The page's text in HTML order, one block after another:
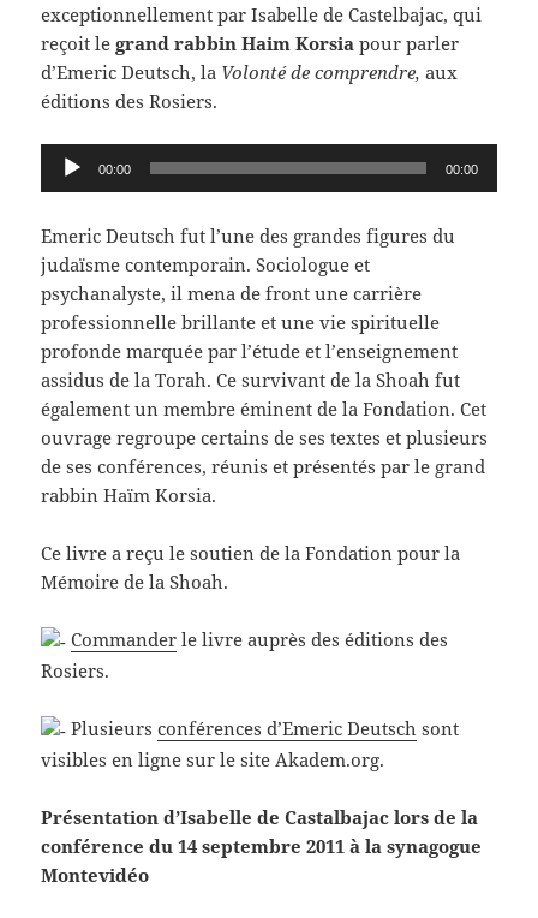
exceptionnellement par Isabelle de Castelbajac, qui
reçoit legrand rabbin Haim Korsia pour parler
d’Emeric Deutsch, la Volonté de comprendre, aux
éditions des Rosiers.
Lecteur
audio
00:00 00:00
Emeric Deutsch fut l’une des grandes figures du
judaïsme contemporain. Sociologue et
psychanalyste, il mena de front une carrière
professionnelle brillante et une vie spirituelle
profonde marquée par l’étude et l’enseignement
assidus de la Torah. Ce survivant de la Shoah fut
également un membre éminent de la Fondation. Cet
ouvrage regroupe certains de ses textes et plusieurs
de ses conférences, réunis et présentés par le grand
rabbin Haïm Korsia.
Ce livre a reçu le soutien de la Fondation pour la
Mémoire de la Shoah.
Commander le livre auprès des éditions des
Rosiers.
Plusieursconférences d’Emeric Deutsch sont
visibles en ligne sur le site Akadem.org.
Présentation d’Isabelle de Castalbajac lors de la
conférence du 14 septembre 2011 à la synagogue
Montevidéo